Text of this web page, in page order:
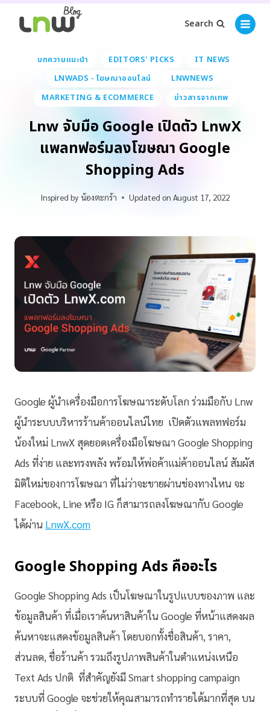
Search
บทความแนะนำ EDITORS' PICKS
IT NEWS
LNWADS - โฆษณาออนไลน์
LNWNEWS
MARKETING & ECOMMERCE
ข่าวสารจากเทพ
Lnw จับมือ Google เปิดตัว LnwX
แพลทฟอร์มลงโฆษณา Google
Shopping Ads
Inspired by น้องตะกร้า Updated on August 17, 2022
Google ผู้นำเครื่องมือการโฆษณาระดับโลก ร่วมมือกับ Lnw
ผู้นำระบบบริหารร้านค้าออนไลน์ไทย เปิดตัวแพลทฟอร์ม
น้องใหม่ LnwX สุดยอดเครื่องมือโฆษณา Google Shopping
Ads ที่ง่าย และทรงพลัง พร้อมให้พ่อค้าแม่ค้าออนไลน์ สัมผัส
มิติใหม่ของการโฆษณา ที่ไม่ว่าจะขายผ่านช่องทางไหน จะ
Facebook, Line หรือ IG ก็สามารถลงโฆษณากับ Google
ได้ผ่าน LnwX.com
Google Shopping Ads คืออะไร
Google Shopping Ads เป็นโฆษณาในรูปแบบของภาพ และ
ข้อมูลสินค้า ที่เมื่อเราค้นหาสินค้าใน Google ที่หน้าแสดงผล
ค้นหาจะแสดงข้อมูลสินค้า โดยบอกทั้งชื่อสินค้า, ราคา,
ส่วนลด, ชื่อร้านค้า รวมถึงรูปภาพสินค้าในตำแหน่งเหนือ
Text Ads ปกติ ที่สำคัญยังมี Smart shopping campaign
ระบบที่ Google จะช่วยให้คุณสามารถทำรายได้มากที่สุด บน